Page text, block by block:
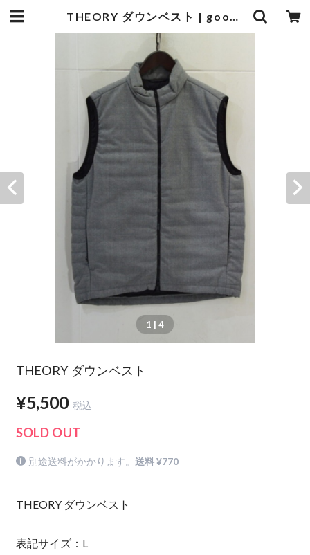
THEORY ダウンベスト | goodbadstore
1 | 4
THEORY ダウンベスト
¥5,500 税込
SOLD OUT
別途送料がかかります。送料 ¥770
THEORY ダウンベスト
表記サイズ：L